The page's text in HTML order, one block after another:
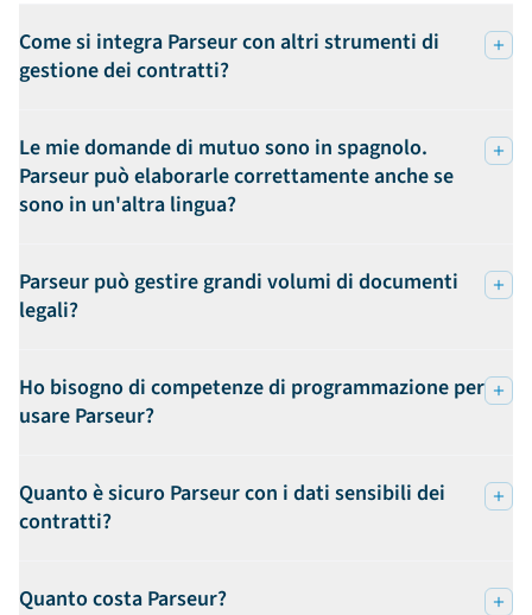
Come si integra Parseur con altri strumenti di
gestione dei contratti?
Le mie domande di mutuo sono in spagnolo.
Parseur può elaborarle correttamente anche se
sono in un'altra lingua?
Parseur può gestire grandi volumi di documenti
legali?
Ho bisogno di competenze di programmazione per
usare Parseur?
Quanto è sicuro Parseur con i dati sensibili dei
contratti?
Quanto costa Parseur?